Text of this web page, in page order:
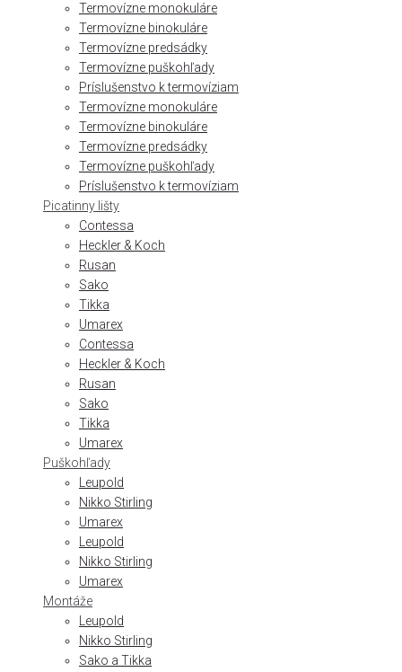
Termovízne monokuláre
Termovízne binokuláre
Termovízne predsádky
Termovízne puškohľady
Príslušenstvo k termovíziam
Termovízne monokuláre
Termovízne binokuláre
Termovízne predsádky
Termovízne puškohľady
Príslušenstvo k termovíziam
Picatinny lišty
Contessa
Heckler & Koch
Rusan
Sako
Tikka
Umarex
Contessa
Heckler & Koch
Rusan
Sako
Tikka
Umarex
Puškohľady
Leupold
Nikko Stirling
Umarex
Leupold
Nikko Stirling
Umarex
Montáže
Leupold
Nikko Stirling
Sako a Tikka